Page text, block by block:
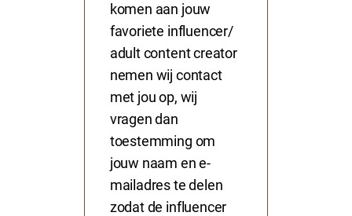
komen aan jouw
favoriete influencer/
adult content creator
nemen wij contact
met jou op, wij
vragen dan
toestemming om
jouw naam en e-
mailadres te delen
zodat de influencer